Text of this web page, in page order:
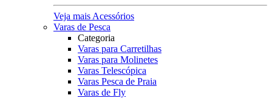
Veja mais Acessórios
Varas de Pesca
Categoria
Varas para Carretilhas
Varas para Molinetes
Varas Telescópica
Varas Pesca de Praia
Varas de Fly